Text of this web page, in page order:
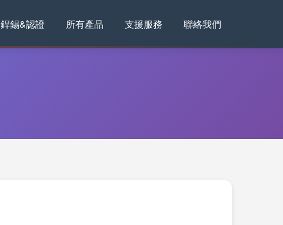
銲錫&認證 所有產品 支援服務 聯絡我們